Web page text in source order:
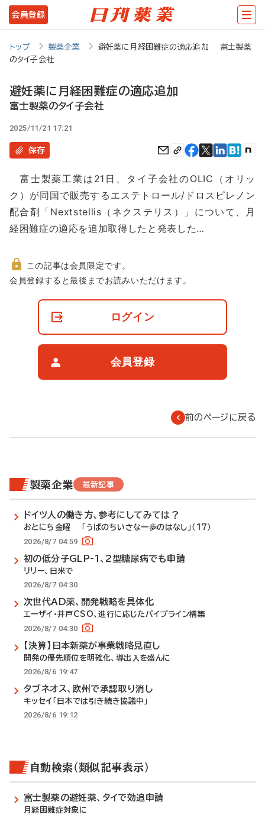
メ
イ
テ
ツ
に
動
会員登録
トップ 製薬企業
避妊薬に月経困難症の適応追加 富士製薬
のタイ子会社
避妊薬に月経困難症の適応追加
富士製薬のタイ子会社
2025/11/21 17:21
保存
富士製薬工業は21日、タイ子会社のOLIC（オリッ
ク）が同国で販売するエステトロール/ドロスピレノン
配合剤「Nextstellis（ネクステリス）」について、月
経困難症の適応を追加取得したと発表した…
非
この記事は会員限定です。
会員登録すると最後までお読みいただけます。
ログイン
会員登録
前のページに戻る
製薬企業 最新記事
ドイツ人の働き方、参考にしてみては？
おとにち金曜 「うぱのちいさな一歩のはなし」（17）
2026/8/7 04:59
初の低分子GLP-1、2型糖尿病でも申請
リリー、日米で
2026/8/7 04:30
次世代AD薬、開発戦略を具体化
エーザイ・井戸CSO、進行に応じたパイプライン構築
2026/8/7 04:30
【決算】日本新薬が事業戦略見直し
開発の優先順位を明確化、導出入を盛んに
2026/8/6 19:47
タブネオス、欧州で承認取り消し
キッセイ「日本では引き続き協議中」
2026/8/6 19:12
自動検索（類似記事表示）
富士製薬の避妊薬、タイで効追申請
月経困難症対象に